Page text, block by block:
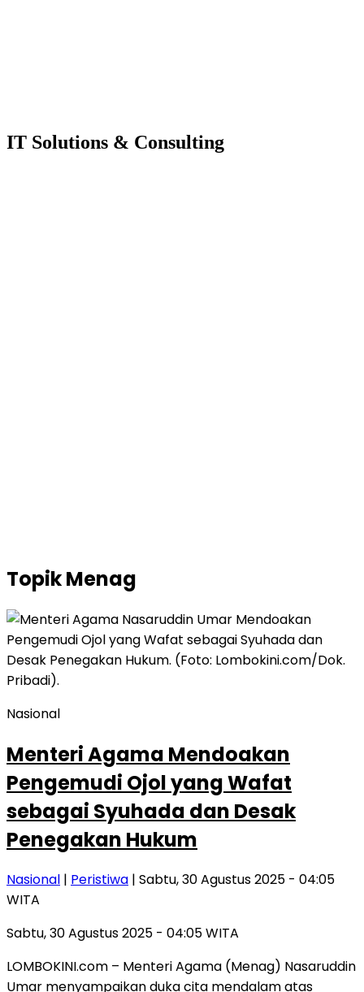
IT Solutions & Consulting
TopikMenag
Nasional
Menteri Agama Mendoakan
Pengemudi Ojol yang Wafat
sebagai Syuhada dan Desak
Penegakan Hukum
Nasional | Peristiwa | Sabtu, 30 Agustus 2025 - 04:05
WITA
Sabtu, 30 Agustus 2025 - 04:05 WITA
LOMBOKINI.com – Menteri Agama (Menag) Nasaruddin
Umar menyampaikan duka cita mendalam atas